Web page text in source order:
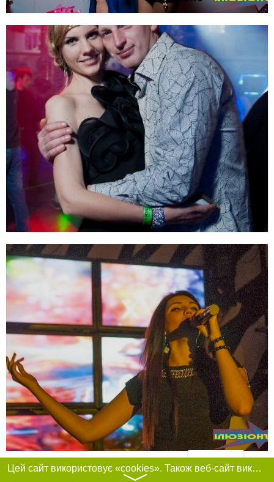
Фільтри
Цей сайт використовує «cookies». Також веб-сайт використовує інтернет-сервіс для збору технічних даних стосовно відвідувачів з метою отримання маркетингової та статистичної інформації. Умови обробки даних відвідувачів сайту див.
〉